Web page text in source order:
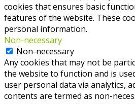
cookies that ensures basic
features of the website. These
personal information.
Non-necessary
Non-necessary
Any cookies that may not be
the website to function and is
user personal data via analytics,
contents are termed as non-